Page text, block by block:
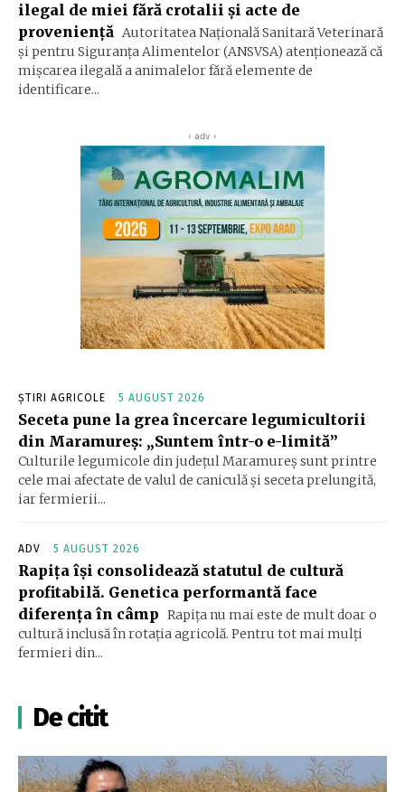
ilegal de miei fără crotalii și acte de
proveniență Autoritatea Naţională Sanitară Veterinară
şi pentru Siguranţa Alimentelor (ANSVSA) atenţionează că
mişcarea ilegală a animalelor fără elemente de
identificare...
‹ adv ›
ȘTIRI AGRICOLE 5 AUGUST 2026
Seceta pune la grea încercare legumicultorii
din Maramureș: „Suntem într-o e-limită”
Culturile legumicole din județul Maramureș sunt printre
cele mai afectate de valul de caniculă și seceta prelungită,
iar fermierii...
ADV 5 AUGUST 2026
Rapița își consolidează statutul de cultură
profitabilă. Genetica performantă face
diferența în câmp Rapița nu mai este de mult doar o
cultură inclusă în rotația agricolă. Pentru tot mai mulți
fermieri din...
De citit